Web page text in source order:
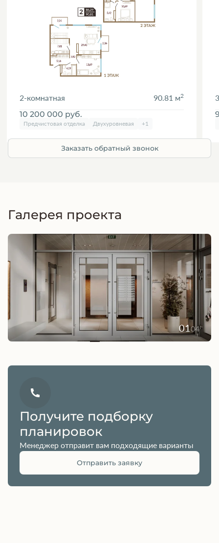
2-комнатная 90.81 м2
10 200 000 руб.
Предчистовая отделка Двухуровневая +1
Заказать обратный звонок
Галерея проекта
0104
Получите подборку
планировок
Менеджер отправит вам подходящие варианты
Отправить заявку